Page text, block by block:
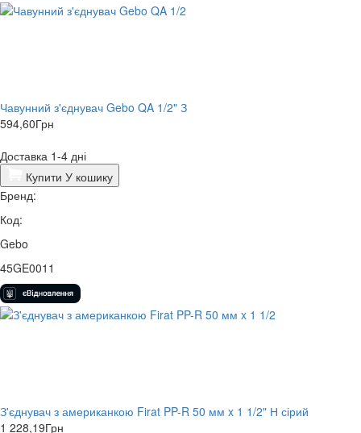
Чавунний з'єднувач Gebo QA 1/2" З
594,60Грн
Доставка 1-4 дні
Купити У кошику
Бренд:
Код:
Gebo
45GE0011
З'єднувач з американкою Firat PP-R 50 мм x 1 1/2" Н сірий
1 228,19Грн